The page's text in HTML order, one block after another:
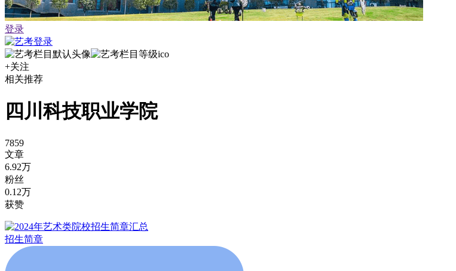
登录
+关注
相关推荐
四川科技职业学院
7859
文章
6.92万
粉丝
0.12万
获赞
招生简章